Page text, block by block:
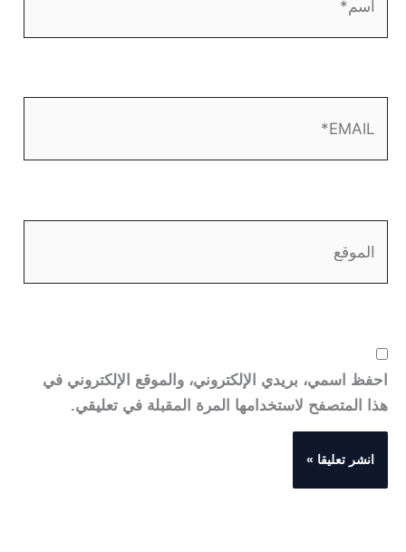
احفظ اسمي، بريدي الإلكتروني، والموقع الإلكتروني في
هذا المتصفح لاستخدامها المرة المقبلة في تعليقي.